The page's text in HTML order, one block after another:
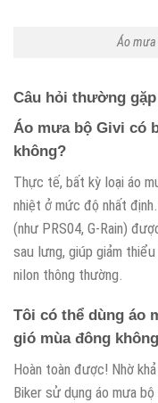
Áo mưa
Câu hỏi thường gặp
Áo mưa bộ Givi có
không?
Thực tế, bất kỳ loại áo
nhiệt ở mức độ nhất
(như PRS04, G-Rain)
sau lưng, giúp giảm
nilon thông thường.
Tôi có thể dùng áo
gió mùa đông
Hoàn toàn được! Nhờ
Biker sử dụng áo mưa